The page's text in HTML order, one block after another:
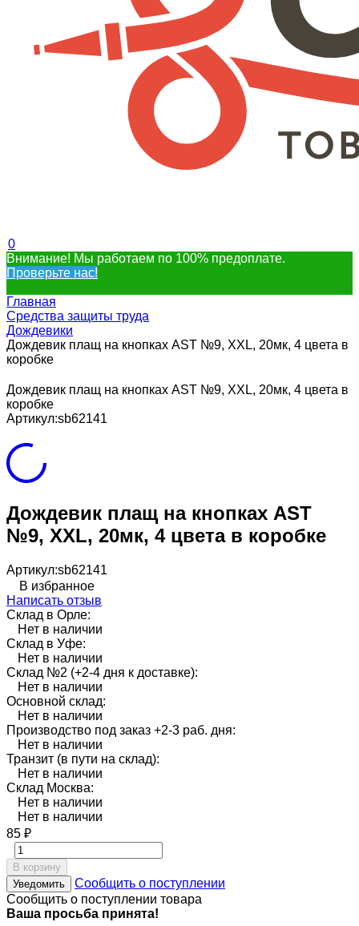
0
Внимание! Мы работаем по 100% предоплате.
Проверьте нас!
Главная
Средства защиты труда
Дождевики
Дождевик плащ на кнопках AST №9, XXL, 20мк, 4 цвета в
коробке
Дождевик плащ на кнопках AST №9, XXL, 20мк, 4 цвета в
коробке
Артикул:sb62141
Дождевик плащ на кнопках AST
№9, XXL, 20мк, 4 цвета в коробке
Артикул:sb62141
В избранное
Написать отзыв
Склад в Орле:
Нет в наличии
Склад в Уфе:
Нет в наличии
Склад №2 (+2-4 дня к доставке):
Нет в наличии
Основной склад:
Нет в наличии
Производство под заказ +2-3 раб. дня:
Нет в наличии
Транзит (в пути на склад):
Нет в наличии
Склад Москва:
Нет в наличии
Нет в наличии
85 ₽
В корзину
Уведомить
Сообщить о поступлении
Сообщить о поступлении товара
Ваша просьба принята!